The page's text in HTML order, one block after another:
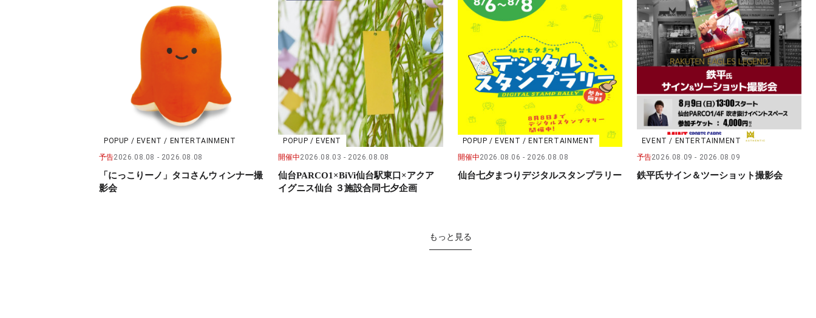
POPUP / EVENT / ENTERTAINMENT
予告2026.08.08 2026.08.08
「にっこりーノ」タコさんウィンナー撮
影会
POPUP / EVENT
開催中2026.08.03 2026.08.08
仙台PARCO1×BiVi仙台駅東口×アクア
イグニス仙台 ３施設合同七夕企画
POPUP / EVENT / ENTERTAINMENT
開催中2026.08.06 2026.08.08
仙台七夕まつりデジタルスタンプラリー
EVENT / ENTERTAINMENT
予告2026.08.09 2026.08.09
鉄平氏サイン＆ツーショット撮影会
もっと見る